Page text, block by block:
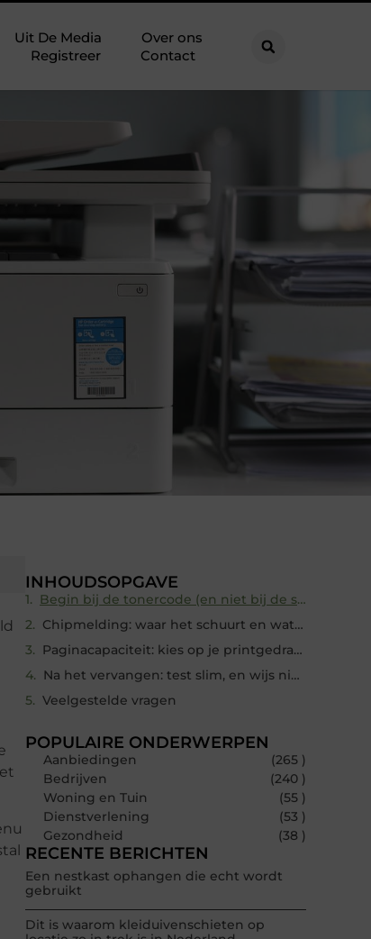
Uit De Media
Over ons
Registreer Contact
INHOUDSOPGAVE
Begin bij de tonercode (en niet bij de serienaam)
Chipmelding: waar het schuurt en wat vaak werkt
Paginacapaciteit: kies op je printgedrag, niet op de laagste prijs
Na het vervangen: test slim, en wijs niet te snel naar de toner
Veelgestelde vragen
POPULAIRE ONDERWERPEN
Aanbiedingen
(265 )
Bedrijven
(240 )
Woning en Tuin
(55 )
Dienstverlening
(53 )
Gezondheid
(38 )
RECENTE BERICHTEN
Een nestkast ophangen die echt wordt
gebruikt
Dit is waarom kleiduivenschieten op